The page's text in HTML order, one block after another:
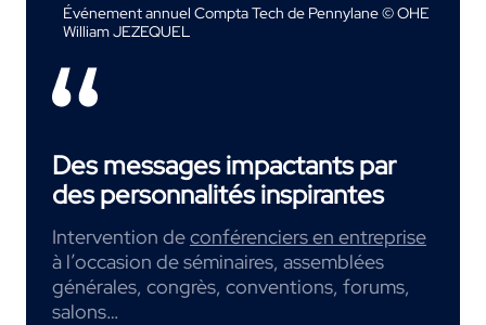
Événement annuel Compta Tech de Pennylane © OHE
William JEZEQUEL
Des messages impactants par
des personnalités inspirantes
Intervention deconférenciers en entreprise
à l’occasion de séminaires, assemblées
générales, congrès, conventions, forums,
salons…